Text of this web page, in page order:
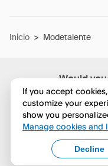
Would
No,
Yes,
Inicio > Modetalente
If you accept
customize your
show you
Manage cookies and
Decline